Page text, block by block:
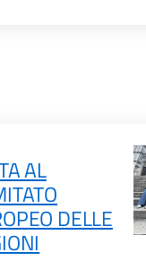
AL
DELLE